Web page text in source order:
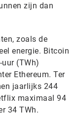
zijn dan
zoals de
energie. Bitcoin
(TWh)
Ethereum. Ter
jaarlijks 244
maximaal 94
34 TWh.